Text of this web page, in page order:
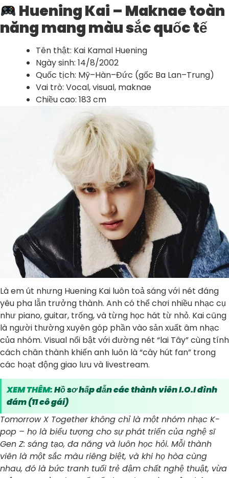
Huening Kai – Maknae toàn
năng mang màu sắc quốc tế
Tên thật: Kai Kamal Huening
Ngày sinh: 14/8/2002
Quốc tịch: Mỹ–Hàn–Đức (gốc Ba Lan–Trung)
Vai trò: Vocal, visual, maknae
Chiều cao: 183 cm
Là em út nhưng Huening Kai luôn toả sáng với nét đáng
yêu pha lẫn trưởng thành. Anh có thể chơi nhiều nhạc cụ
như piano, guitar, trống, và từng học hát từ nhỏ. Kai cũng
là người thường xuyên góp phần vào sản xuất âm nhạc
của nhóm. Visual nổi bật với đường nét “lai Tây” cùng tính
cách chân thành khiến anh luôn là “cây hút fan” trong
các hoạt động giao lưu và livestream.
XEM THÊM:Hồ sơ hấp dẫn các thành viên I.O.I đình
đám (11 cô gái)
Tomorrow X Together không chỉ là một nhóm nhạc K-
pop – họ là biểu tượng cho sự phát triển của nghệ sĩ
Gen Z: sáng tạo, đa năng và luôn học hỏi. Mỗi thành
viên là một sắc màu riêng biệt, và khi họ hòa cùng
nhau, đó là bức tranh tuổi trẻ đậm chất nghệ thuật, vừa